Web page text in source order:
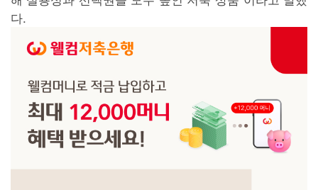
다.